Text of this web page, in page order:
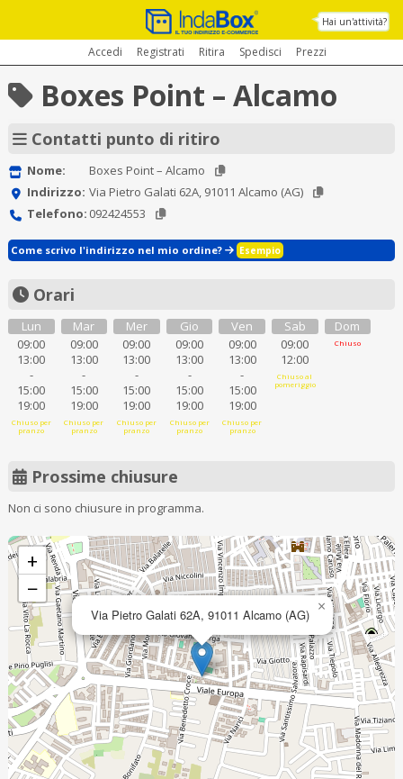
Hai un'attività?
Accedi Registrati Ritira Spedisci Prezzi
Boxes Point – Alcamo
Contatti punto di ritiro
Nome:
Boxes Point – Alcamo
Indirizzo: Via Pietro Galati 62A, 91011 Alcamo (AG)
Telefono: 092424553
Come scrivo l'indirizzo nel mio ordine? Esempio
Orari
Lun
09:00
13:00
-
15:00
19:00
Chiuso per
pranzo
Mar
09:00
13:00
-
15:00
19:00
Chiuso per
pranzo
Mer
09:00
13:00
-
15:00
19:00
Chiuso per
pranzo
Gio
09:00
13:00
-
15:00
19:00
Chiuso per
pranzo
Ven
09:00
13:00
-
15:00
19:00
Chiuso per
pranzo
Sab
09:00
12:00
Chiuso al
pomeriggio
Dom
Chiuso
Prossime chiusure
Non ci sono chiusure in programma.
Via Pietro Galati 62A, 91011 Alcamo (AG) ×
+
−